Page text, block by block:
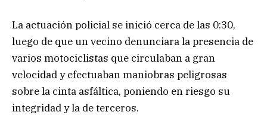
La actuación policial se inició cerca de las 0:30,
luego de que un vecino denunciara la presencia de
varios motociclistas que circulaban a gran
velocidad y efectuaban maniobras peligrosas
sobre la cinta asfáltica, poniendo en riesgo su
integridad y la de terceros.